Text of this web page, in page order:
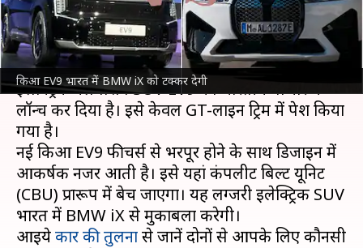
किआ EV9 भारत में BMW iX को टक्कर देगी
क्या है खबर?
दक्षिण कोरियाई कंपनी किआ मोटर्सने पिछले दिनों अपनी
इलेक्ट्रिक फ्लैगशिप SUV EV9 को भारतीय बाजार में
लॉन्च कर दिया है। इसे केवल GT-लाइन ट्रिम में पेश किया
गया है।
नई किआ EV9 फीचर्स से भरपूर होने के साथ डिजाइन में
आकर्षक नजर आती है। इसे यहां कंपलीट बिल्ट यूनिट
(CBU) प्रारूप में बेच जाएगा। यह लग्जरी इलेक्ट्रिक SUV
भारत में BMW iX से मुकाबला करेगी।
आइयेकार की तुलनासे जानें दोनों से आपके लिए कौनसी